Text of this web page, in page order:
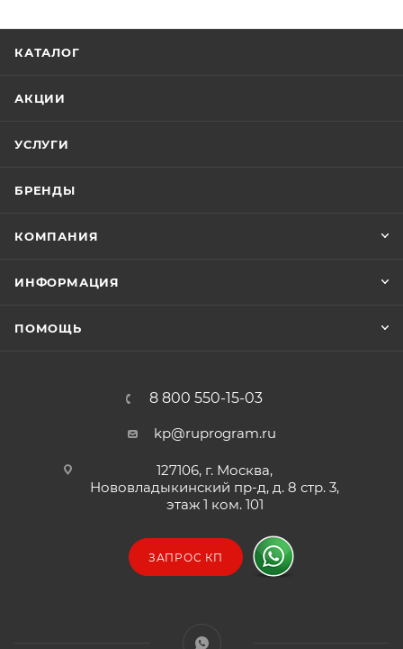
КАТАЛОГ
АКЦИИ
УСЛУГИ
БРЕНДЫ
КОМПАНИЯ
ИНФОРМАЦИЯ
ПОМОЩЬ
8 800 550-15-03
kp@ruprogram.ru
127106, г. Москва,
Нововладыкинский пр-д, д. 8 стр. 3,
этаж 1 ком. 101
ЗАПРОС КП